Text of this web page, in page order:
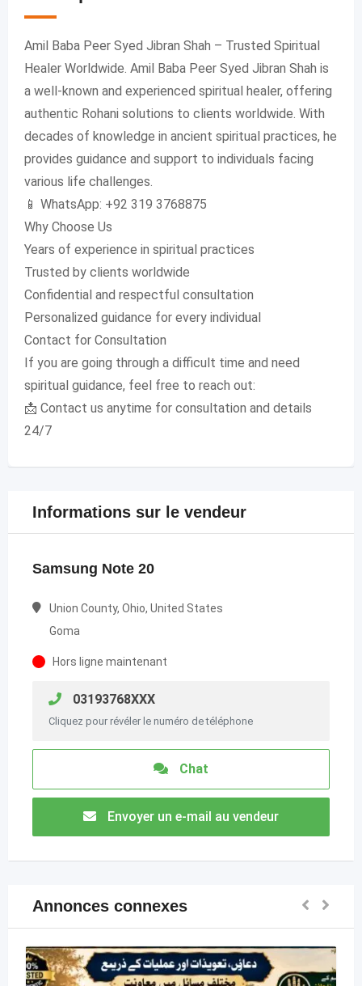
Amil Baba Peer Syed Jibran Shah – Trusted Spiritual
Healer Worldwide. Amil Baba Peer Syed Jibran Shah is
a well-known and experienced spiritual healer, offering
authentic Rohani solutions to clients worldwide. With
decades of knowledge in ancient spiritual practices, he
provides guidance and support to individuals facing
various life challenges.
📱 WhatsApp: +92 319 3768875
Why Choose Us
Years of experience in spiritual practices
Trusted by clients worldwide
Confidential and respectful consultation
Personalized guidance for every individual
Contact for Consultation
If you are going through a difficult time and need
spiritual guidance, feel free to reach out:
📩 Contact us anytime for consultation and details
24/7
Informations sur le vendeur
Samsung Note 20
Union County, Ohio, United States
Goma
Hors ligne maintenant
03193768XXX
Cliquez pour révéler le numéro de téléphone
Chat
Envoyer un e-mail au vendeur
Annonces connexes